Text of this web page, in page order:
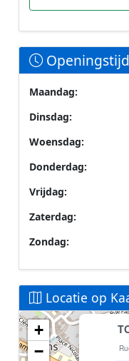
Maandag:
Dinsdag:
Woensdag:
Donderdag:
Vrijdag:
Zaterdag:
Zondag:
Locatie op
Geen locatiegegevens
Dit station heeft geen GPS
+
−